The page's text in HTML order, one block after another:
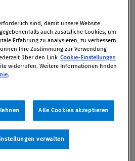
vor den Vorhang. Im
der Arbeitsgruppen hat die
Gelegenheit, an
unterschiedlichsten
und am
online/offline
Sebastian Dencker Msc., CFE
Premium
sind, damit unsere Website
auch zusätzliche Cookies, um
Erfahrung zu analysieren, zu verbessern
Ihre Zustimmung zur Verwendung
über den Link Cookie-Einstellungen
widerrufen. Weitere Informationen finden
.
Alle Cookies akzeptieren
verwalten